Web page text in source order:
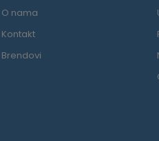
O nama
Kontakt
Brendovi